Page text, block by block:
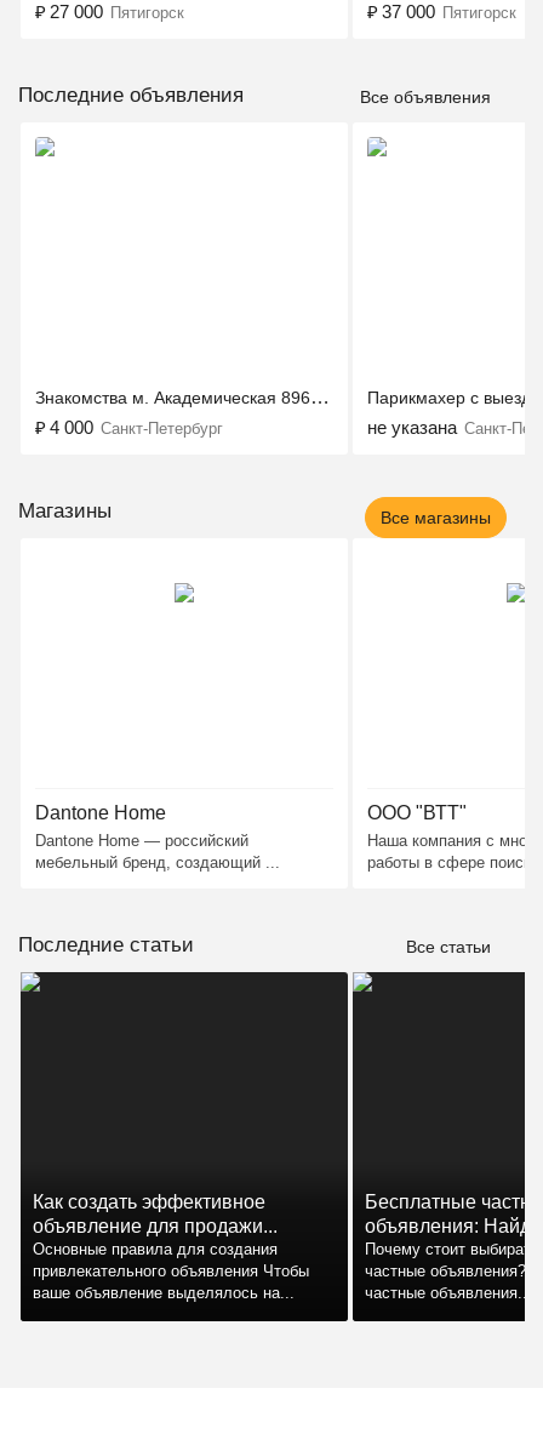
₽ 27 000 Пятигорск ₽ 37 000 Пятигорск
Последние объявления Все объявления
Знакомства м. Академическая 89643233310
₽ 4 000 Санкт-Петербург
Парикмахер с
не указана Санкт-
Магазины Все магазины
Dantone Home
Dantone Home — российский
мебельный бренд, создающий ...
ООО "ВТТ"
Наша компания с
работы в сфере
Последние статьи Все статьи
Как создать эффективное
объявление для продажи...
Основные правила для создания
привлекательного объявления Чтобы
ваше объявление выделялось на...
Бесплатные
объявления:
Почему стоит
частные объявления?
частные объявления...